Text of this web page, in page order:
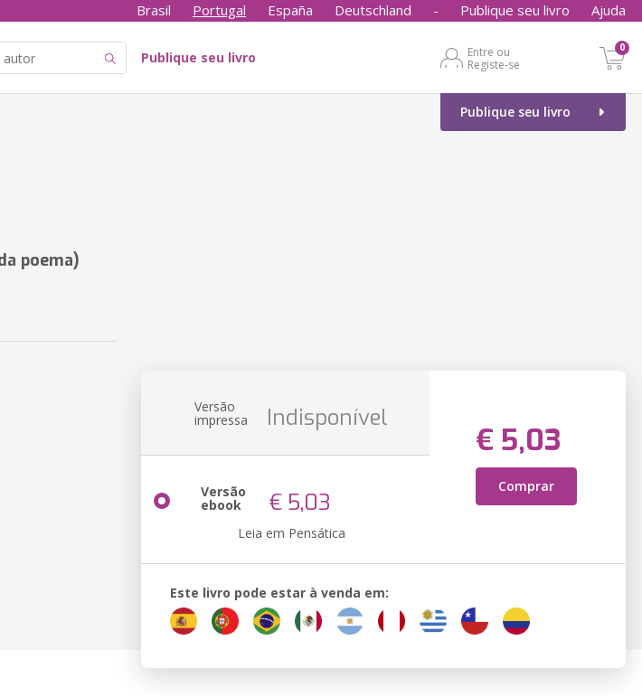
Brasil Portugal España Deutschland - Publique seu livro Ajuda
Publique seu livro
Entre ou
Registe-se
0
Publique seu livro
poema)
Versão
impressa Indisponível
€ 5,03
Comprar
Versão
ebook € 5,03
Leia em Pensática
Este livro pode estar à venda em: